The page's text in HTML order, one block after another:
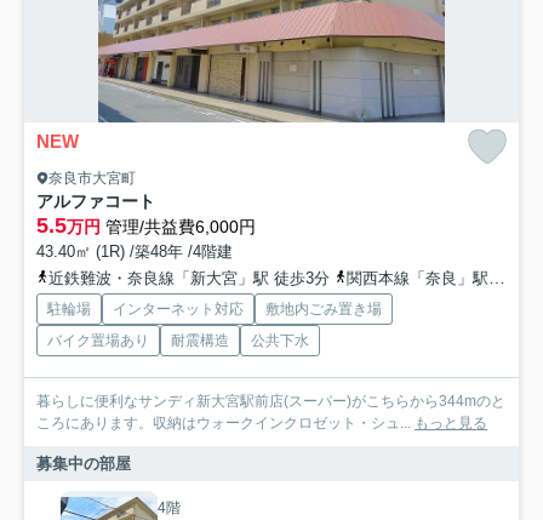
NEW
奈良市大宮町
アルファコート
5.5万円 管理/共益費6,000円
43.40㎡ (1R) /築48年 /4階建
近鉄難波・奈良線「新大宮」駅 徒歩3分
関西本線「奈良」駅 徒歩17分
駐輪場 インターネット対応
敷地内ごみ置き場
バイク置場あり
耐震構造 公共下水
暮らしに便利なサンディ新大宮駅前店(スーパー)がこちらから344mのと
ころにあります。収納はウォークインクロゼット・シュ... もっと見る
募集中の部屋
4階